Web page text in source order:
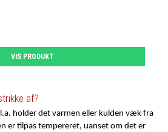
VIS PRODUKT
af?
holder det varmen eller kulden væk fra
er tilpas tempereret, uanset om det er